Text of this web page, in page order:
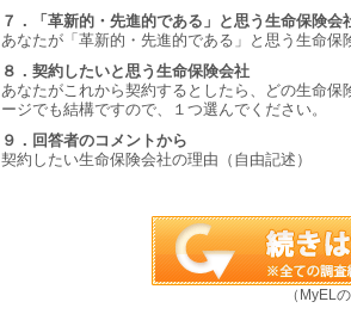
７．「革新的・先進的である」と思う生命保険会
あなたが「革新的・先進的である」と思う生命
８．契約したいと思う生命保険会社
あなたがこれから契約するとしたら、どの生命
ージでも結構ですので、１つ選んでください。
９．回答者のコメントから
契約したい生命保険会社の理由（自由記述）
（MyEL